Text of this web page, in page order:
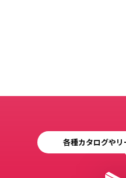
各種カタログや